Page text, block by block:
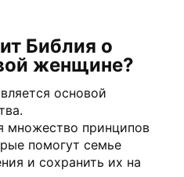
Библия о
женщине?
основой
множество принципов
помогут семье
и сохранить их на